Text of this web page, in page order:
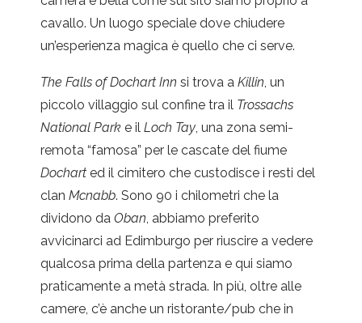
cavallo. Un luogo speciale dove chiudere
un’esperienza magica è quello che ci serve.
The Falls of Dochart Inn si trova a Killin, un
piccolo villaggio sul confine tra il Trossachs
National Park e il Loch Tay, una zona semi-
remota “famosa” per le cascate del fiume
Dochart ed il cimitero che custodisce i resti del
clan Mcnabb. Sono 90 i chilometri che la
dividono da Oban, abbiamo preferito
avvicinarci ad Edimburgo per riuscire a vedere
qualcosa prima della partenza e qui siamo
praticamente a metà strada. In più, oltre alle
camere, c’è anche un ristorante/pub che in